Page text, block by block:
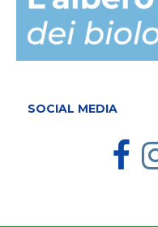
SOCIAL MEDIA